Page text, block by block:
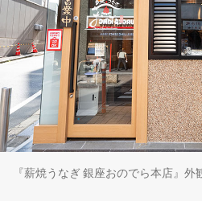
『薪焼うなぎ 銀座おのでら本店』外